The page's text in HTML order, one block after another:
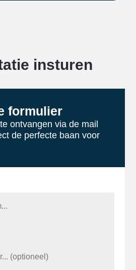
insturen
formulier
ontvangen via de mail
de perfecte baan voor